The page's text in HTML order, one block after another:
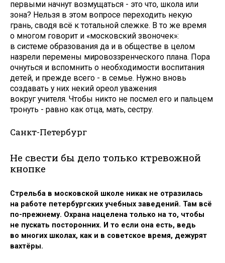
первыми начнут возмущаться - это что, школа или
зона? Нельзя в этом вопросе переходить некую
грань, сводя всё к тотальной слежке. В то же время
о многом говорит и «московский звоночек»:
в системе образования да и в обществе в целом
назрели перемены мировоззренческого плана. Пора
очнуться и вспомнить о необходимости воспитания
детей, и прежде всего - в семье. Нужно вновь
создавать у них некий ореол уважения
вокруг учителя. Чтобы никто не посмел его и пальцем
тронуть - равно как отца, мать, сестру.
Санкт-Петербург
Не свести бы дело только ктревожной
кнопке
Стрельба в московской школе никак не отразилась
на работе петербургских учебных заведений. Там всё
по-прежнему. Охрана нацелена только на то, чтобы
не пускать посторонних. И то если она есть, ведь
во многих школах, как и в советское время, дежурят
вахтёры.